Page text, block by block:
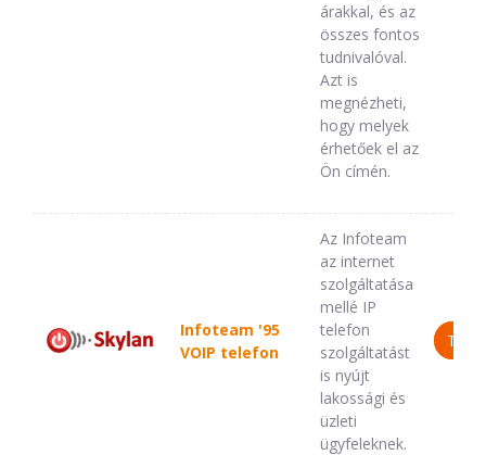
árakkal, és az
összes fontos
tudnivalóval.
Azt is
megnézheti,
hogy melyek
érhetőek el az
Ön címén.
Infoteam '95
VOIP telefon
Az Infoteam
az internet
szolgáltatása
mellé IP
telefon
szolgáltatást
is nyújt
lakossági és
üzleti
ügyfeleknek.